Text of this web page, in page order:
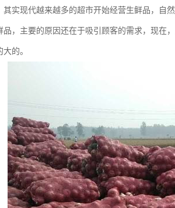
其实现代越来越多的超市开始经营生鲜品，自
品，主要的原因还在于吸引顾客的需求，现在
的。